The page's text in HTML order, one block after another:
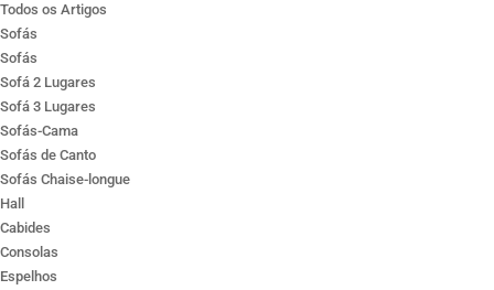
Todos os Artigos
Sofás
Sofás
Sofá 2 Lugares
Sofá 3 Lugares
Sofás-Cama
Sofás de Canto
Sofás Chaise-longue
Hall
Cabides
Consolas
Espelhos